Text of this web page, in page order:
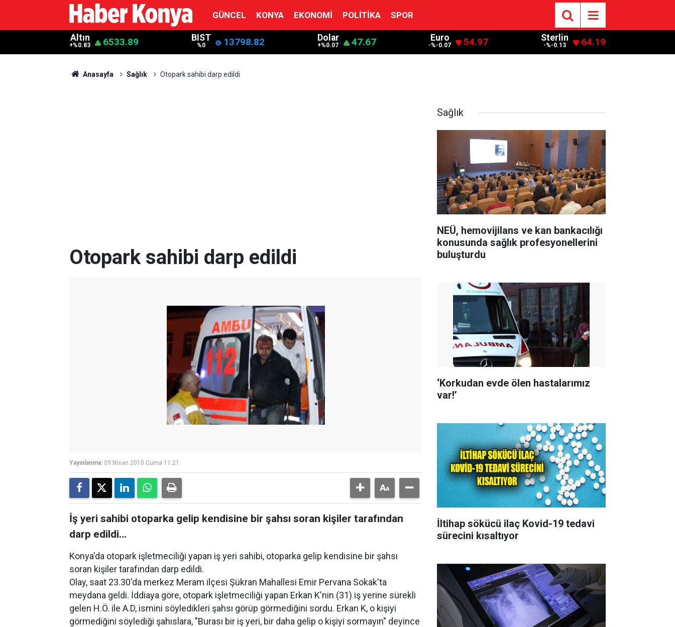
GÜNCEL KONYA EKONOMI POLITIKA SPOR
Altın
+%0.83 6533.89 BIST
%0 13798.82 Dolar
+%0.07 47.67 Euro
-%-0.07 54.97 Sterlin
-%-0.13 64.19
Anasayfa Sağlık Otopark sahibi darp edildi
Otopark sahibi darp edildi
Yayınlanma: 09 Nisan 2010 Cuma 11:21
İş yeri sahibi otoparka gelip kendisine bir şahsı soran kişiler tarafından
darp edildi...
Konya'da otopark işletmeciliği yapan iş yeri sahibi, otoparka gelip kendisine bir şahsı
soran kişiler tarafından darp edildi.
Olay, saat 23.30'da merkez Meram ilçesi Şükran Mahallesi Emir Pervana Sokak'ta
meydana geldi. İddiaya göre, otopark işletmeciliği yapan Erkan K'nin (31) iş yerine sürekli
gelen H.Ö. ile A.D, ismini söyledikleri şahsı görüp görmediğini sordu. Erkan K, o kişiyi
görmediğini söylediği şahıslara, "Burası bir iş yeri, bir daha gelip o kişiyi sormayın" deyince
Sağlık
NEÜ, hemovijilans ve kan bankacılığı
konusunda sağlık profesyonellerini
buluşturdu
‘Korkudan evde ölen hastalarımız
var!’
İltihap sökücü ilaç Kovid-19 tedavi
sürecini kısaltıyor